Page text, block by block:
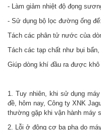
- Làm giảm nhiệt độ đọng
- Sử dụng bộ lọc đường ống để:
Tách các phân tử nước của
Tách các tạp chất như bụi
Giúp dòng khí đầu ra được
1. Tuy nhiên, khi sử dụng
đề, hôm nay, Công ty XNK
thường gặp khi vận hành máy
2. Lỗi ở động cơ ba pha do